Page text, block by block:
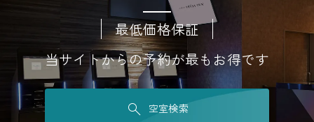
最低価格保証
当サイトからの予約が最もお得です
空室検索